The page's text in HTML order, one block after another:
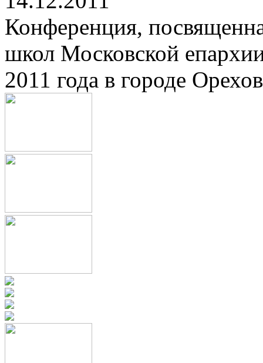
Конференция,
школ Московской
2011 года в городе